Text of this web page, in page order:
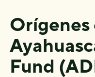
Orígenes
Fund